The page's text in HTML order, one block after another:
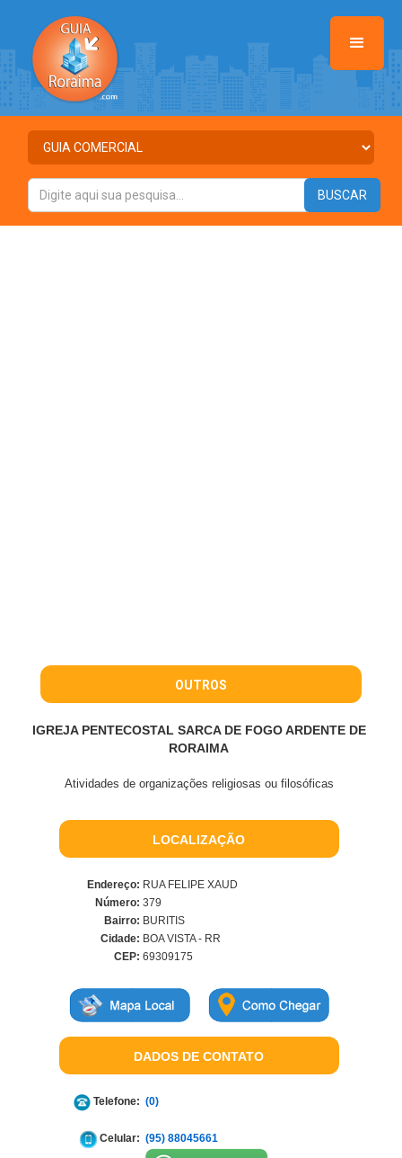
OUTROS
IGREJA PENTECOSTAL SARCA DE FOGO ARDENTE DE
RORAIMA
Atividades de organizações religiosas ou filosóficas
LOCALIZAÇÃO
Endereço: RUA FELIPE XAUD
Número: 379
Bairro: BURITIS
Cidade: BOA VISTA - RR
CEP: 69309175
DADOS DE CONTATO
Telefone: (0)
Celular: (95) 88045661